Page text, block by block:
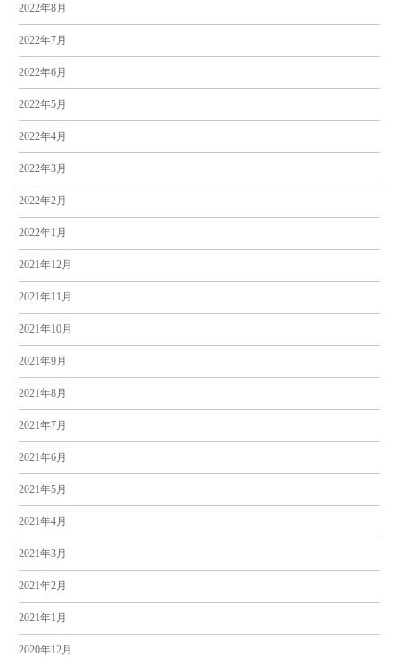
2022年8月
2022年7月
2022年6月
2022年5月
2022年4月
2022年3月
2022年2月
2022年1月
2021年12月
2021年11月
2021年10月
2021年9月
2021年8月
2021年7月
2021年6月
2021年5月
2021年4月
2021年3月
2021年2月
2021年1月
2020年12月